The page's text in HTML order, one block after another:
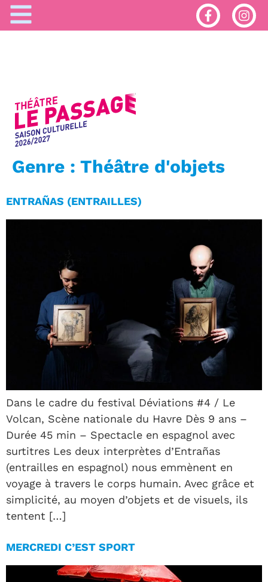
Genre : Théâtre d'objets
ENTRAÑAS (ENTRAILLES)
Dans le cadre du festival Déviations #4 / Le
Volcan, Scène nationale du Havre Dès 9 ans –
Durée 45 min – Spectacle en espagnol avec
surtitres Les deux interprètes d’Entrañas
(entrailles en espagnol) nous emmènent en
voyage à travers le corps humain. Avec grâce et
simplicité, au moyen d’objets et de visuels, ils
tentent […]
MERCREDI C’EST SPORT